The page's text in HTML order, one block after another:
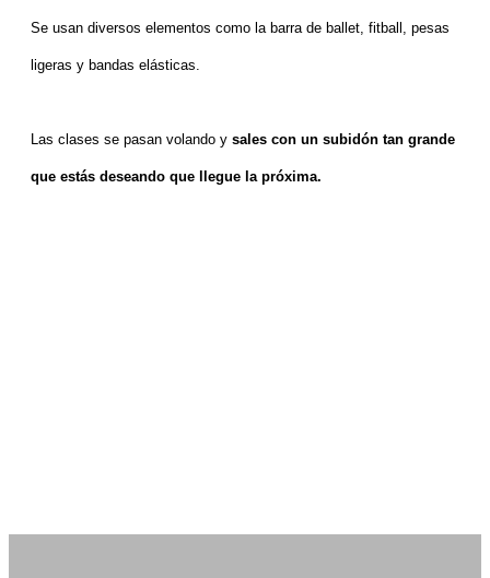
Se usan diversos elementos como la barra de ballet, fitball, pesas
ligeras y bandas elásticas.
Las clases se pasan volando y sales con un subidón tan grande
que estás deseando que llegue la próxima.